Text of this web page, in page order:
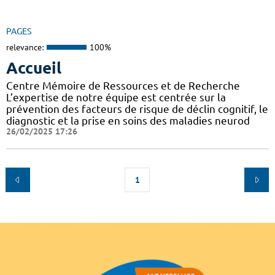
PAGES
relevance: 100%
Accueil
Centre Mémoire de Ressources et de Recherche
L’expertise de notre équipe est centrée sur la
prévention des facteurs de risque de déclin cognitif, le
diagnostic et la prise en soins des maladies neurod
26/02/2025 17:26
1